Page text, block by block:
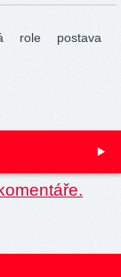
role
postava